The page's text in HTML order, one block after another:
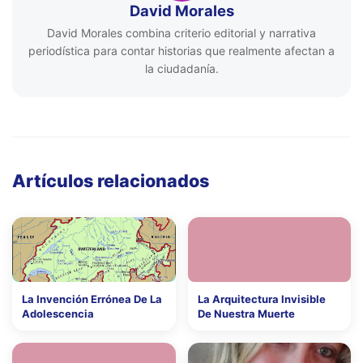
David Morales
David Morales combina criterio editorial y narrativa
periodística para contar historias que realmente afectan a
la ciudadanía.
Artículos relacionados
La Invención Errónea De La
Adolescencia
La Arquitectura Invisible
De Nuestra Muerte